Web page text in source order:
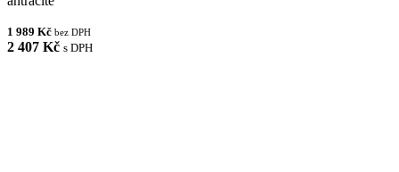
1 989 Kč bez DPH
2 407 Kč s DPH